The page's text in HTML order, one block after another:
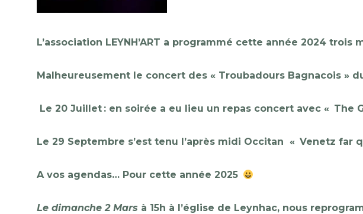
L’association LEYNH’ART a programmé cette année 2024 trois
Malheureusement le concert des « Troubadours Bagnacois »
Le 20 Juillet : en soirée a eu lieu un repas concert avec « The
Le 29 Septembre s’est tenu l’après midi Occitan « Venetz far
A vos agendas… Pour cette année 2025
Le dimanche 2 Mars à 15h à l’église de Leynhac, nous